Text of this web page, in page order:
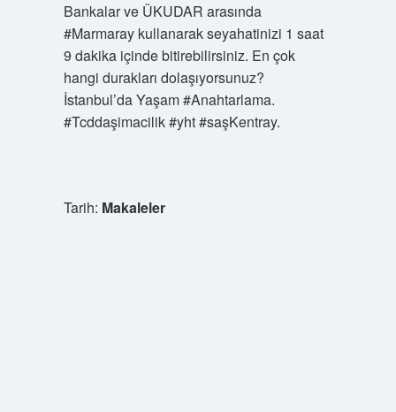
Bankalar ve ÜKUDAR arasında
#Marmaray kullanarak seyahatinizi 1 saat
9 dakika içinde bitirebilirsiniz. En çok
hangi durakları dolaşıyorsunuz?
İstanbul’da Yaşam #Anahtarlama.
#Tcddaşimacilik #yht #saşKentray.
Tarih: Makaleler